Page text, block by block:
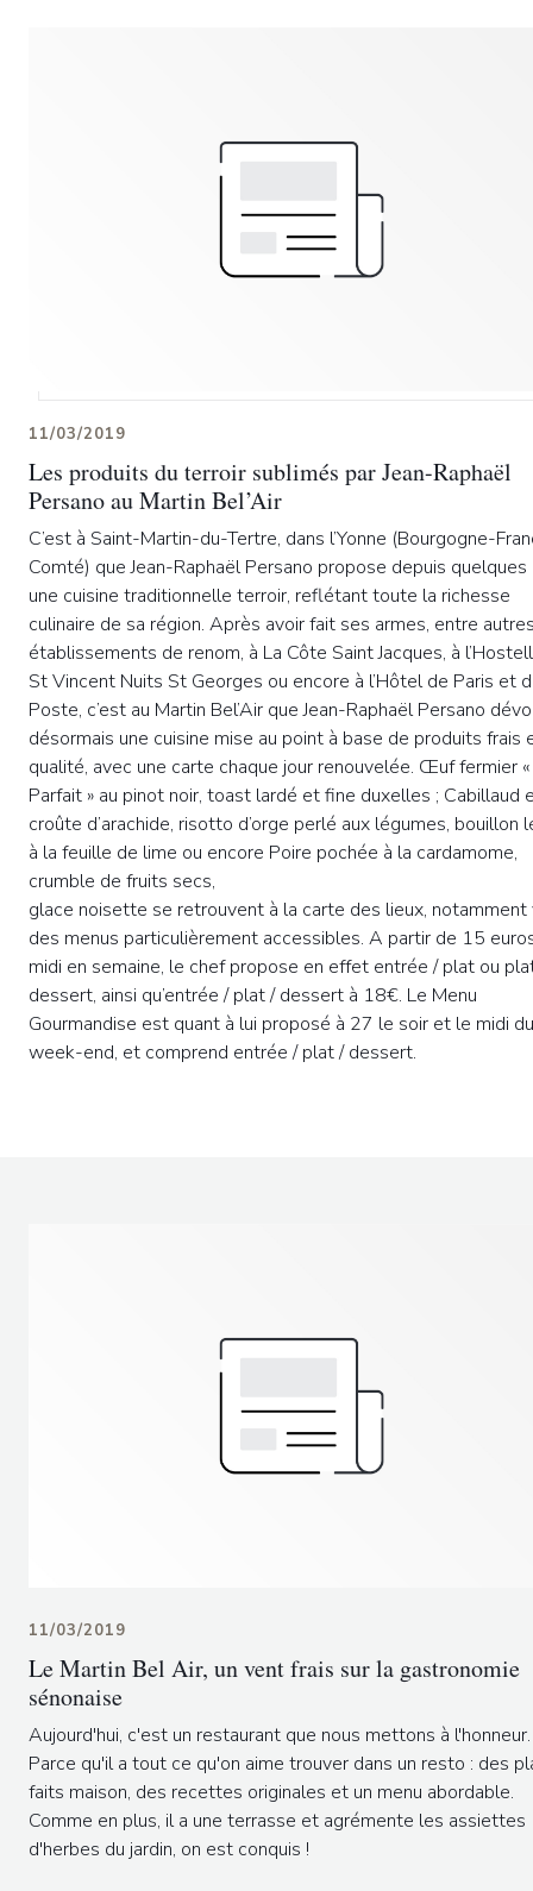
Les produits du terroir sublimés par Jean-Raphaël
Persano au Martin Bel’Air
11/03/2019
C’est à Saint-Martin-du-Tertre, dans l’Yonne (Bourgogne-
Comté) que Jean-Raphaël Persano propose depuis quelques
une cuisine traditionnelle terroir, reflétant toute la richesse
culinaire de sa région. Après avoir fait ses armes, entre
établissements de renom, à La Côte Saint Jacques, à
St Vincent Nuits St Georges ou encore à l’Hôtel de Paris et
Poste, c’est au Martin Bel’Air que Jean-Raphaël Persano
désormais une cuisine mise au point à base de produits frais
qualité, avec une carte chaque jour renouvelée. Œuf fermier «
Parfait » au pinot noir, toast lardé et fine duxelles ; Cabillaud
croûte d’arachide, risotto d’orge perlé aux légumes, bouillon
à la feuille de lime ou encore Poire pochée à la cardamome,
crumble de fruits secs,
glace noisette se retrouvent à la carte des lieux, notamment
des menus particulièrement accessibles. A partir de 15
midi en semaine, le chef propose en effet entrée / plat ou
dessert, ainsi qu’entrée / plat / dessert à 18€. Le Menu
Gourmandise est quant à lui proposé à 27 le soir et le midi du
week-end, et comprend entrée / plat / dessert.
Le Martin Bel Air, un vent frais sur la gastronomie
sénonaise
11/03/2019
Aujourd'hui, c'est un restaurant que nous mettons à l'honneur.
Parce qu'il a tout ce qu'on aime trouver dans un resto : des
faits maison, des recettes originales et un menu abordable.
Comme en plus, il a une terrasse et agrémente les assiettes
d'herbes du jardin, on est conquis !